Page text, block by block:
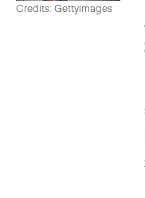
Credits: Gettyimages